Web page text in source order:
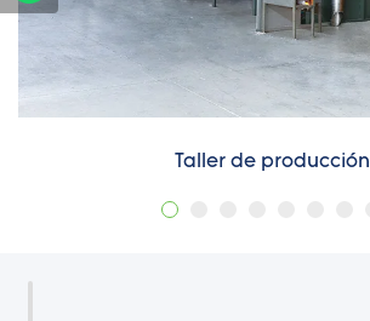
Taller de producción